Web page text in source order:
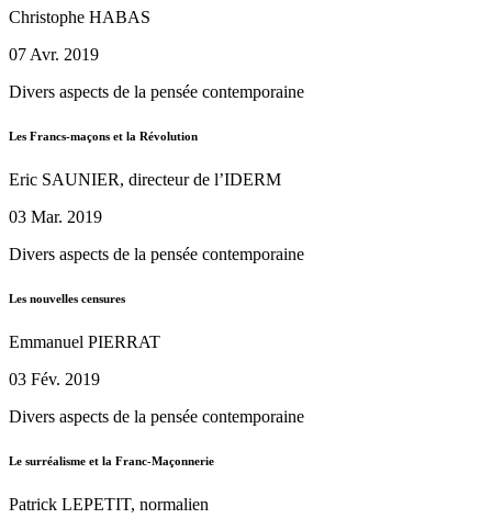
Christophe HABAS
07 Avr. 2019
Divers aspects de la pensée contemporaine
Les Francs-maçons et la Révolution
Eric SAUNIER, directeur de l’IDERM
03 Mar. 2019
Divers aspects de la pensée contemporaine
Les nouvelles censures
Emmanuel PIERRAT
03 Fév. 2019
Divers aspects de la pensée contemporaine
Le surréalisme et la Franc-Maçonnerie
Patrick LEPETIT, normalien